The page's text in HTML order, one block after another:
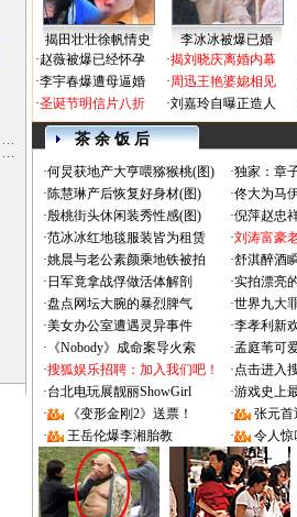
揭田壮壮徐帆情史 李冰冰被爆已婚
·赵薇被爆已经怀孕
·李宇春爆遭母逼婚
·圣诞节明信片八折
·揭刘晓庆离婚内幕
·周迅王艳婆媳相见
·刘嘉玲自曝正造人
茶 余 饭 后
·何炅获地产大亨喂猕猴桃(图) ·独家：章
·陈慧琳产后恢复好身材(图) ·佟大为马
·殷桃街头休闲装秀性感(图) ·倪萍赵忠
·范冰冰红地毯服装皆为租赁 ·刘涛富豪
·姚晨与老公素颜乘地铁被拍 ·舒淇醉酒
· 日军竟拿战俘做活体解剖 ·实拍漂亮
·盘点网坛大腕的暴烈脾气 ·世界九大
·美女办公室遭遇灵异事件 ·李孝利新
· 《Nobody》成命案导火索 ·孟庭苇可
·搜狐娱乐招聘：加入我们吧！ ·点击进入
·台北电玩展靓丽ShowGirl ·游戏史上
·
《变形金刚2》送票！ ·
张元首
·
王岳伦爆李湘胎教 · 令人惊